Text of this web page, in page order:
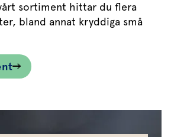
sortiment hittar du flera
bland annat kryddiga små